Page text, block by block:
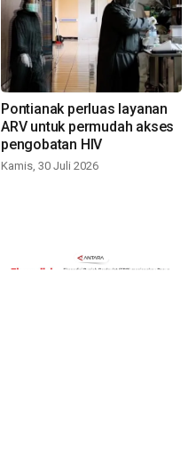
Pontianak perluas layanan
ARV untuk permudah akses
pengobatan HIV
Kamis, 30 Juli 2026